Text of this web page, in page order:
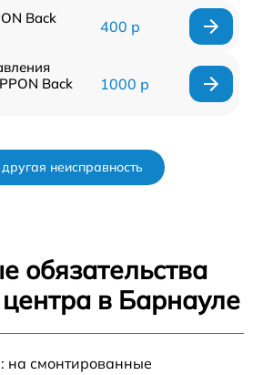
Back
400 р
Back
1000 р
неисправность
обязательства
в Барнауле
на смонтированные